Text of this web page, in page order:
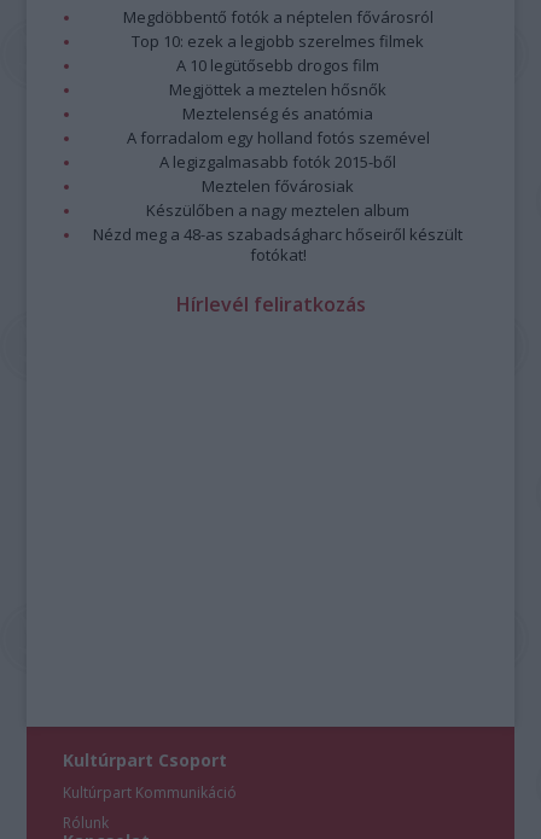
Megdöbbentő fotók a néptelen fővárosról
Top 10: ezek a legjobb szerelmes filmek
A 10 legütősebb drogos film
Megjöttek a meztelen hősnők
Meztelenség és anatómia
A forradalom egy holland fotós szemével
A legizgalmasabb fotók 2015-ből
Meztelen fővárosiak
Készülőben a nagy meztelen album
Nézd meg a 48-as szabadságharc hőseiről készült
fotókat!
Hírlevél feliratkozás
Kultúrpart Csoport
Kultúrpart Kommunikáció
Rólunk